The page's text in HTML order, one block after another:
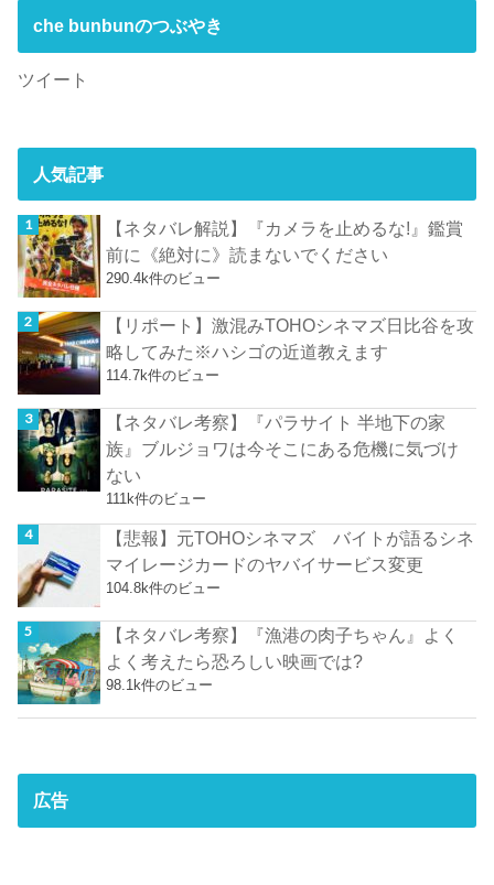
che bunbunのつぶやき
ツイート
人気記事
【ネタバレ解説】『カメラを止めるな!』鑑賞
前に《絶対に》読まないでください
290.4k件のビュー
【リポート】激混みTOHOシネマズ日比谷を攻
略してみた※ハシゴの近道教えます
114.7k件のビュー
【ネタバレ考察】『パラサイト 半地下の家
族』ブルジョワは今そこにある危機に気づけ
ない
111k件のビュー
【悲報】元TOHOシネマズ バイトが語るシネ
マイレージカードのヤバイサービス変更
104.8k件のビュー
【ネタバレ考察】『漁港の肉子ちゃん』よく
よく考えたら恐ろしい映画では?
98.1k件のビュー
広告